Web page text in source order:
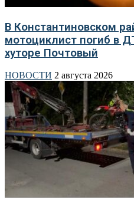
В Константиновском
мотоциклист погиб в
хуторе Почтовый
НОВОСТИ 2 августа 2026